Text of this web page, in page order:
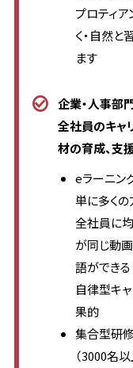
プロティ
く・自然と
ます
企業・人事部
全社員のキャ
材の育成、支
eラーニン
単に多く
全社員に
が同じ動
語ができる
自律型キ
果的
集合型研
（3000名